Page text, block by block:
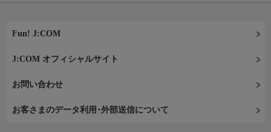
Fun! J:COM
J:COM オフィシャルサイト
お問い合わせ
お客さまのデータ利用･外部送信について